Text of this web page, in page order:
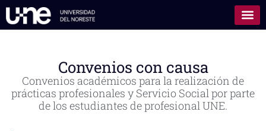
Convenios con causa
Convenios académicos para la realización de
prácticas profesionales y Servicio Social por parte
de los estudiantes de profesional UNE.